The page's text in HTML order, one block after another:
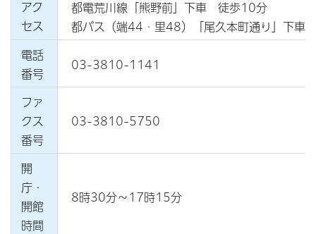
アク
セス
都電荒川線「熊野前」下車 徒歩10分
都バス（端44・里48）「尾久本町通り」下車
電話
番号
03-3810-1141
ファ
クス
番号
03-3810-5750
開
庁・
開館
時間
8時30分～17時15分